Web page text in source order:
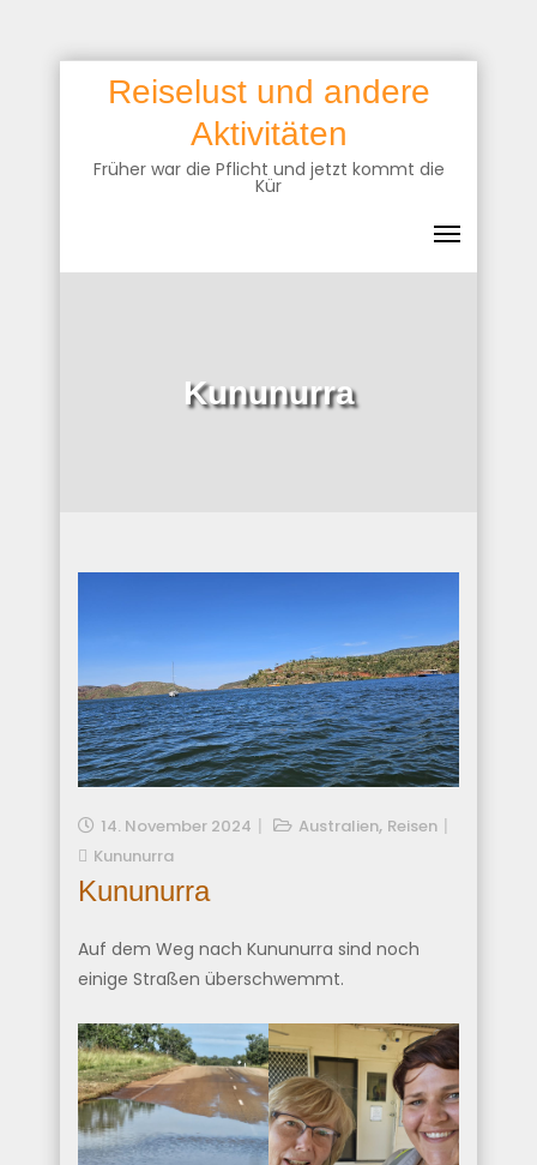
Reiselust und andere
Aktivitäten
Früher war die Pflicht und jetzt kommt die
Kür
Kununurra
14. November 2024 Australien, Reisen
Kununurra
Kununurra
Auf dem Weg nach Kununurra sind noch
einige Straßen überschwemmt.